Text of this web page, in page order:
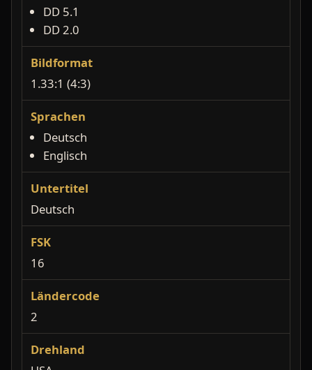
DD 5.1
DD 2.0
Bildformat
1.33:1 (4:3)
Sprachen
Deutsch
Englisch
Untertitel
Deutsch
FSK
16
Ländercode
2
Drehland